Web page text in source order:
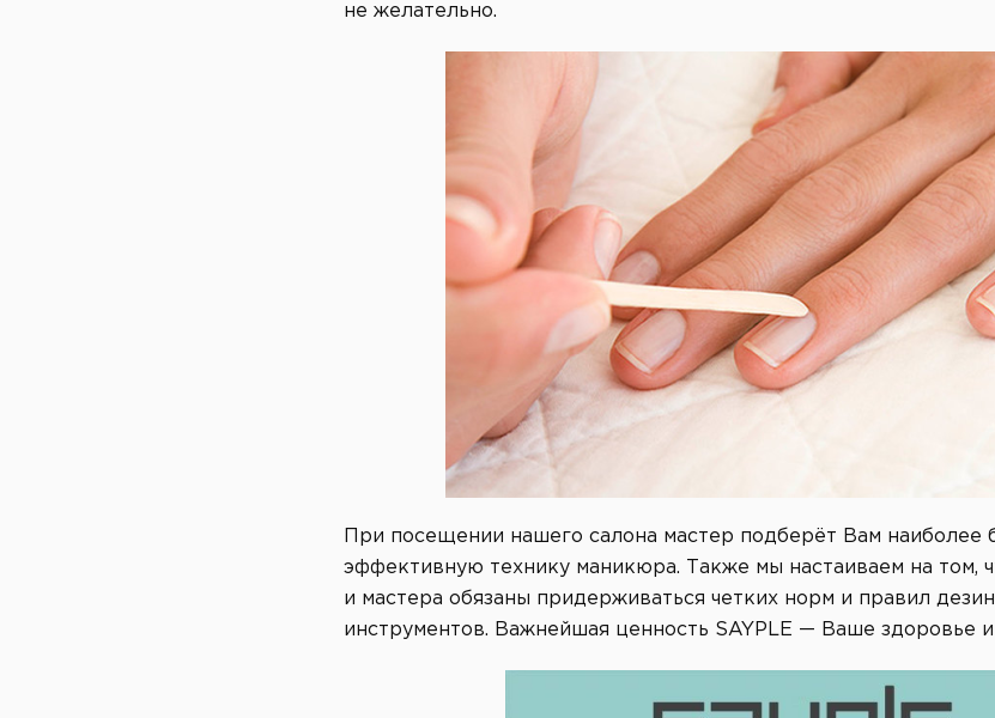
не желательно.
При посещении нашего салона мастер подберёт Вам наиболее
эффективную технику маникюра. Также мы настаиваем на том,
и мастера обязаны придерживаться четких норм и правил
инструментов. Важнейшая ценность SAYPLE — Ваше здоровье и